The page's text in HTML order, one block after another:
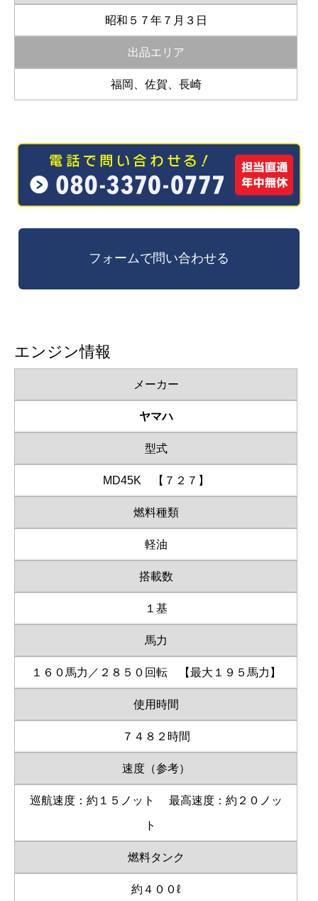
昭和５７年７月３日
出品エリア
福岡、佐賀、長崎
エンジン情報
メーカー
ヤマハ
型式
MD45K 【７２７】
燃料種類
軽油
搭載数
１基
馬力
１６０馬力／２８５０回転 【最大１９５馬力】
使用時間
７４８２時間
速度（参考）
巡航速度：約１５ノット 最高速度：約２０ノッ
ト
燃料タンク
約４００ℓ